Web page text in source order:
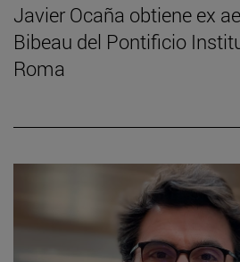
Javier Ocaña obtiene ex
Bibeau del Pontificio
Roma